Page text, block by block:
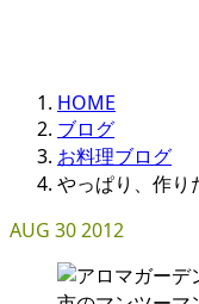
HOME
ブログ
お料理ブログ
やっぱり、作り
AUG 302012